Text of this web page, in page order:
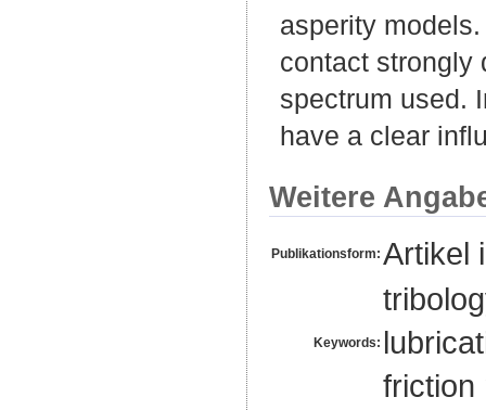
asperity
contact strongly
spectrum used.
have a clear
Weitere
Publikationsform: Artikel
Keywords:
friction